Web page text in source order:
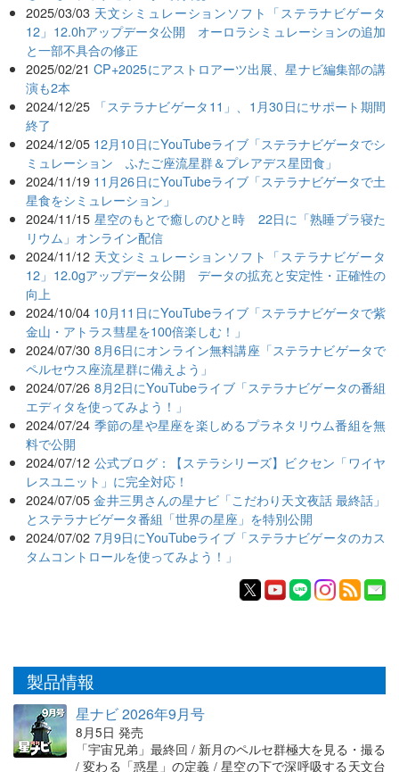
2025/03/03 天文シミュレーションソフト「ステラナビゲータ
12」12.0hアップデータ公開 オーロラシミュレーションの追加
と一部不具合の修正
2025/02/21 CP+2025にアストロアーツ出展、星ナビ編集部の講
演も2本
2024/12/25
「ステラナビゲータ11」、1月30日にサポート期間
終了
2024/12/05 12月10日にYouTubeライブ「ステラナビゲータでシ
ミュレーション ふたご座流星群＆プレアデス星団食」
2024/11/19 11月26日にYouTubeライブ「ステラナビゲータで土
星食をシミュレーション」
2024/11/15 星空のもとで癒しのひと時 22日に「熟睡プラ寝た
リウム」オンライン配信
2024/11/12 天文シミュレーションソフト「ステラナビゲータ
12」12.0gアップデータ公開 データの拡充と安定性・正確性の
向上
2024/10/04 10月11日にYouTubeライブ「ステラナビゲータで紫
金山・アトラス彗星を100倍楽しむ！」
2024/07/30 8月6日にオンライン無料講座「ステラナビゲータで
ペルセウス座流星群に備えよう」
2024/07/26 8月2日にYouTubeライブ「ステラナビゲータの番組
エディタを使ってみよう！」
2024/07/24 季節の星や星座を楽しめるプラネタリウム番組を無
料で公開
2024/07/12 公式ブログ：【ステラシリーズ】ビクセン「ワイヤ
レスユニット」に完全対応！
2024/07/05 金井三男さんの星ナビ「こだわり天文夜話 最終話」
とステラナビゲータ番組「世界の星座」を特別公開
2024/07/02 7月9日にYouTubeライブ「ステラナビゲータのカス
タムコントロールを使ってみよう！」
製品情報
星ナビ 2026年9月号
8月5日 発売
「宇宙兄弟」最終回 / 新月のペルセ群極大を見る・撮る
/ 変わる「惑星」の定義 / 星空の下で深呼吸する天文台